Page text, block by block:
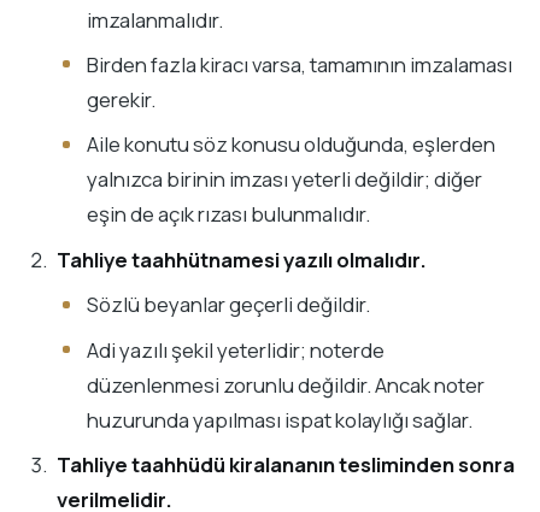
imzalanmalıdır.
Birden fazla kiracı varsa, tamamının imzalaması
gerekir.
Aile konutu söz konusu olduğunda, eşlerden
yalnızca birinin imzası yeterli değildir; diğer
eşin de açık rızası bulunmalıdır.
Tahliye taahhütnamesi yazılı olmalıdır.
Sözlü beyanlar geçerli değildir.
Adi yazılı şekil yeterlidir; noterde
düzenlenmesi zorunlu değildir. Ancak noter
huzurunda yapılması ispat kolaylığı sağlar.
Tahliye taahhüdü kiralananın tesliminden sonra
verilmelidir.